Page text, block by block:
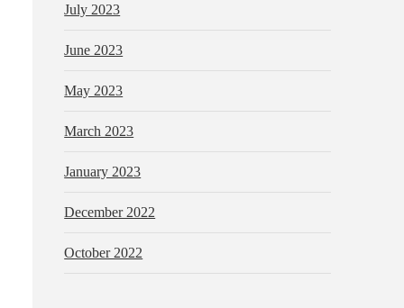
July 2023
June 2023
May 2023
March 2023
January 2023
December 2022
October 2022